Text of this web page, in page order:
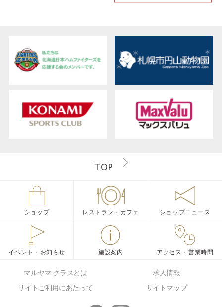
TOP
ショップ レストラン・カフェ ショップニュース
イベント・お知らせ 施設案内 アクセス・営業時間
マルヤマ クラスとは
求人情報
サイトご利用にあたって
サイトマップ